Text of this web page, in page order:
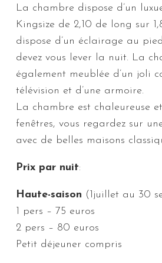
La chambre dispose d’un
Kingsize de 2,10 de long sur
dispose d’un éclairage au
devez vous lever la nuit. La
également meublée d’un joli
télévision et d’une armoire.
La chambre est chaleureuse
fenêtres, vous regardez sur
avec de belles maisons
Prix par nuit:
Haute-saison (1juillet au 30
1 pers – 75 euros
2 pers – 80 euros
Petit déjeuner compris